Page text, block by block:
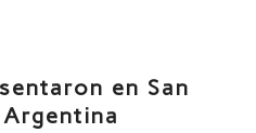
en San